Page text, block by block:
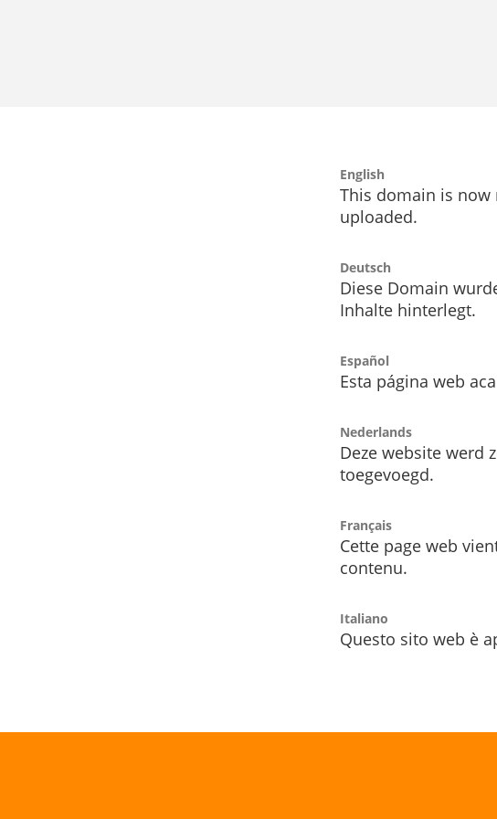
English
This domain is now
uploaded.
Deutsch
Diese Domain
Inhalte hinterlegt.
Español
Esta página web
Nederlands
Deze website werd
toegevoegd.
Français
Cette page web
contenu.
Italiano
Questo sito web è